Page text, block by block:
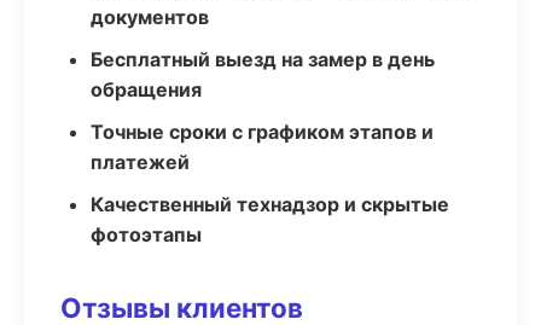
документов
Бесплатный выезд на замер в день
обращения
Точные сроки с графиком этапов и
платежей
Качественный технадзор и скрытые
фотоэтапы
Отзывы клиентов